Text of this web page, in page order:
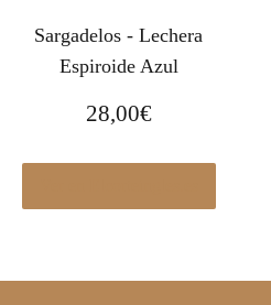
Sargadelos - Lechera
Espiroide Azul
28,00€